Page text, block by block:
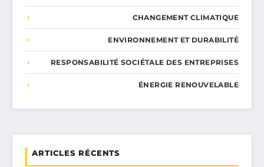
CHANGEMENT CLIMATIQUE
ENVIRONNEMENT ET DURABILITÉ
RESPONSABILITÉ SOCIÉTALE DES ENTREPRISES
ÉNERGIE RENOUVELABLE
ARTICLES RÉCENTS